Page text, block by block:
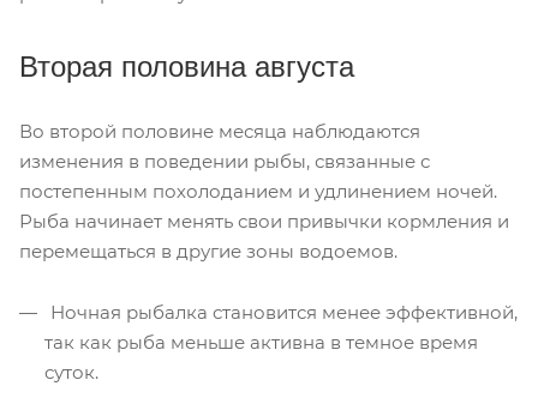
Вторая половина августа
Во второй половине месяца наблюдаются
изменения в поведении рыбы, связанные с
постепенным похолоданием и удлинением ночей.
Рыба начинает менять свои привычки кормления и
перемещаться в другие зоны водоемов.
Ночная рыбалка становится менее эффективной,
так как рыба меньше активна в темное время
суток.